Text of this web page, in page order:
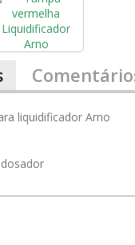
liquidificador Arno